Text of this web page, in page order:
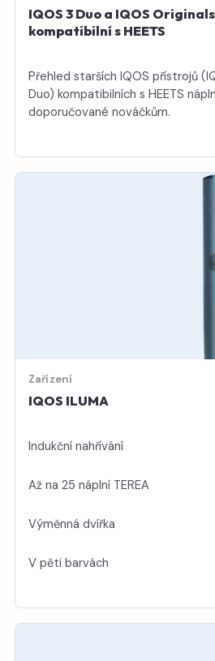
IQOS 3 Duo a IQOS
kompatibilní s HEETS
Přehled starších IQOS přístrojů
Duo) kompatibilních s HEETS
doporučované nováčkům.
Zařízení
IQOS ILUMA
Indukční nahřívání
Až na 25 náplní TEREA
Výměnná dvířka
V pěti barvách